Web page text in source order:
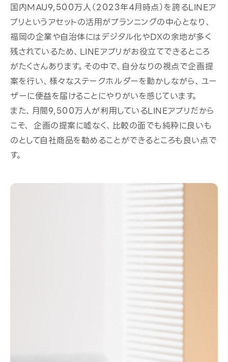
国内MAU9,500万人（2023年4月時点）を誇るLINEア
プリというアセットの活用がプランニングの中心となり、
福岡の企業や自治体にはデジタル化やDXの余地が多く
残されているため、LINEアプリがお役立てできるところ
がたくさんあります。その中で、自分なりの視点で企画提
案を行い、様々なステークホルダーを動かしながら、ユー
ザーに便益を届けることにやりがいを感じています。
また、月間9,500万人が利用しているLINEアプリだから
こそ、 企画の提案に嘘なく、比較の面でも純粋に良いも
のとして自社商品を勧めることができるところも良い点で
す。